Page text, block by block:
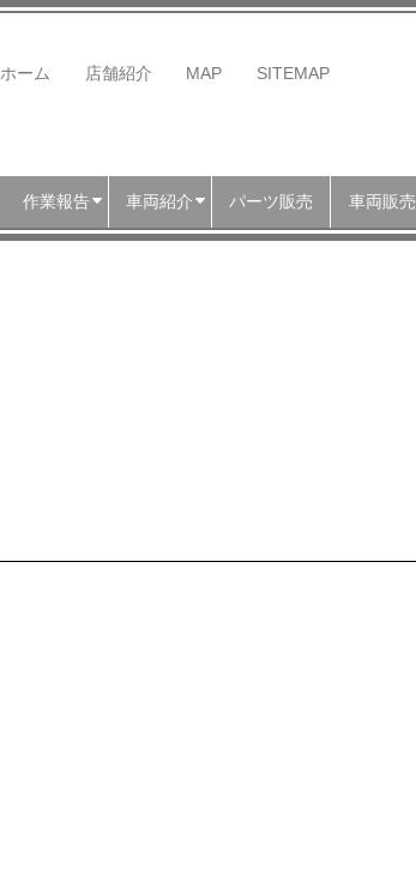
ホーム 店舗紹介 MAP SITEMAP
作業報告 車両紹介 パーツ販売 車両販売